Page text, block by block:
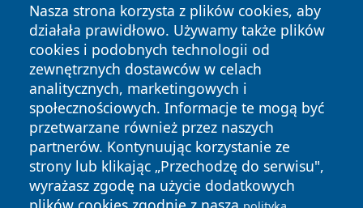
Nasza strona korzysta z plików cookies, aby
działała prawidłowo. Używamy także plików
cookies i podobnych technologii od
zewnętrznych dostawców w celach
analitycznych, marketingowych i
społecznościowych. Informacje te mogą być
przetwarzane również przez naszych
partnerów. Kontynuując korzystanie ze
strony lub klikając „Przechodzę do serwisu",
wyrażasz zgodę na użycie dodatkowych
Copyright © 2026 wrotazabrza.pl Wszystkie prawa
zastrzeżone.
News Autorzy
Polityka
Prywatności
Polityka
Cookies